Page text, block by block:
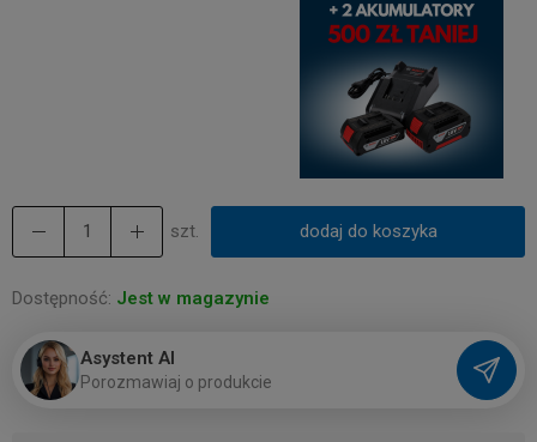
szt. dodaj do koszyka
Dostępność: Jest w magazynie
Asystent AI
Porozmawiaj o produkcie